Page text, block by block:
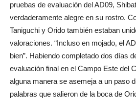
pruebas de evaluación del AD09,
verdaderamente alegre en su rostro.
Taniguchi y Orido también estaban
valoraciones. “Incluso en mojado, el
bien”. Habiendo completado dos días
evaluación final en el Campo Este del
alguna manera se asemeja a un paso
palabras que salieron de la boca de